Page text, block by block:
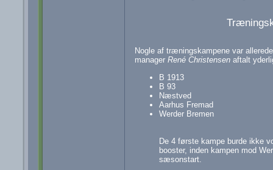
Nogle af træningskampene var
manager René Christensenaftalt
B 1913
B 93
Næstved
Aarhus Fremad
Werder Bremen
De 4 første kampe burde ikke
booster, inden kampen mod
sæsonstart.